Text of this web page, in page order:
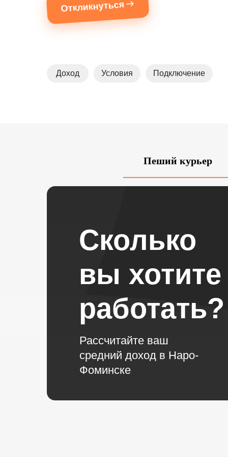
Откликнуться
Доход Условия Подключение
Пеший курьер
Сколько
вы хотите
работать?
Рассчитайте ваш
средний доход в Наро-
Фоминске